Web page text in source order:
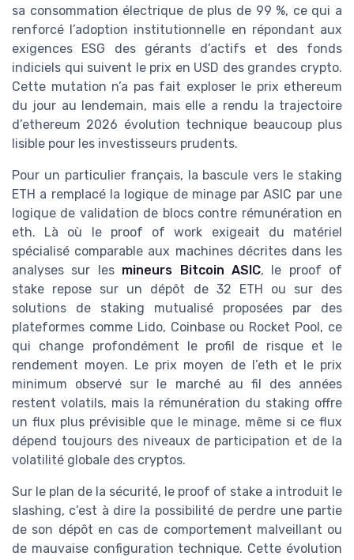
sa consommation électrique de plus de 99 %, ce qui a
renforcé l’adoption institutionnelle en répondant aux
exigences ESG des gérants d’actifs et des fonds
indiciels qui suivent le prix en USD des grandes crypto.
Cette mutation n’a pas fait exploser le prix ethereum
du jour au lendemain, mais elle a rendu la trajectoire
d’ethereum 2026 évolution technique beaucoup plus
lisible pour les investisseurs prudents.
Pour un particulier français, la bascule vers le staking
ETH a remplacé la logique de minage par ASIC par une
logique de validation de blocs contre rémunération en
eth. Là où le proof of work exigeait du matériel
spécialisé comparable aux machines décrites dans les
analyses sur les mineurs Bitcoin ASIC, le proof of
stake repose sur un dépôt de 32 ETH ou sur des
solutions de staking mutualisé proposées par des
plateformes comme Lido, Coinbase ou Rocket Pool, ce
qui change profondément le profil de risque et le
rendement moyen. Le prix moyen de l’eth et le prix
minimum observé sur le marché au fil des années
restent volatils, mais la rémunération du staking offre
un flux plus prévisible que le minage, même si ce flux
dépend toujours des niveaux de participation et de la
volatilité globale des cryptos.
Sur le plan de la sécurité, le proof of stake a introduit le
slashing, c’est à dire la possibilité de perdre une partie
de son dépôt en cas de comportement malveillant ou
de mauvaise configuration technique. Cette évolution